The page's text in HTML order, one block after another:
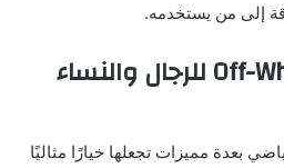
إلى من يستخدمه.
– مميزات عطر Off-White للرجال والنساء
بعدة مميزات تجعلها خيارًا مثاليًا